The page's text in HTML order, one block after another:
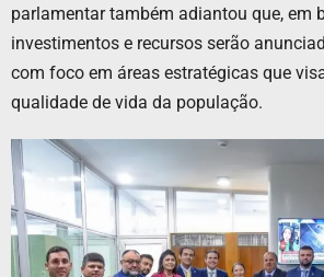
parlamentar também adiantou que, em
investimentos e recursos serão
com foco em áreas estratégicas que
qualidade de vida da população.